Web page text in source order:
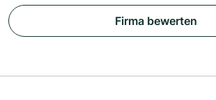
Firma bewerten